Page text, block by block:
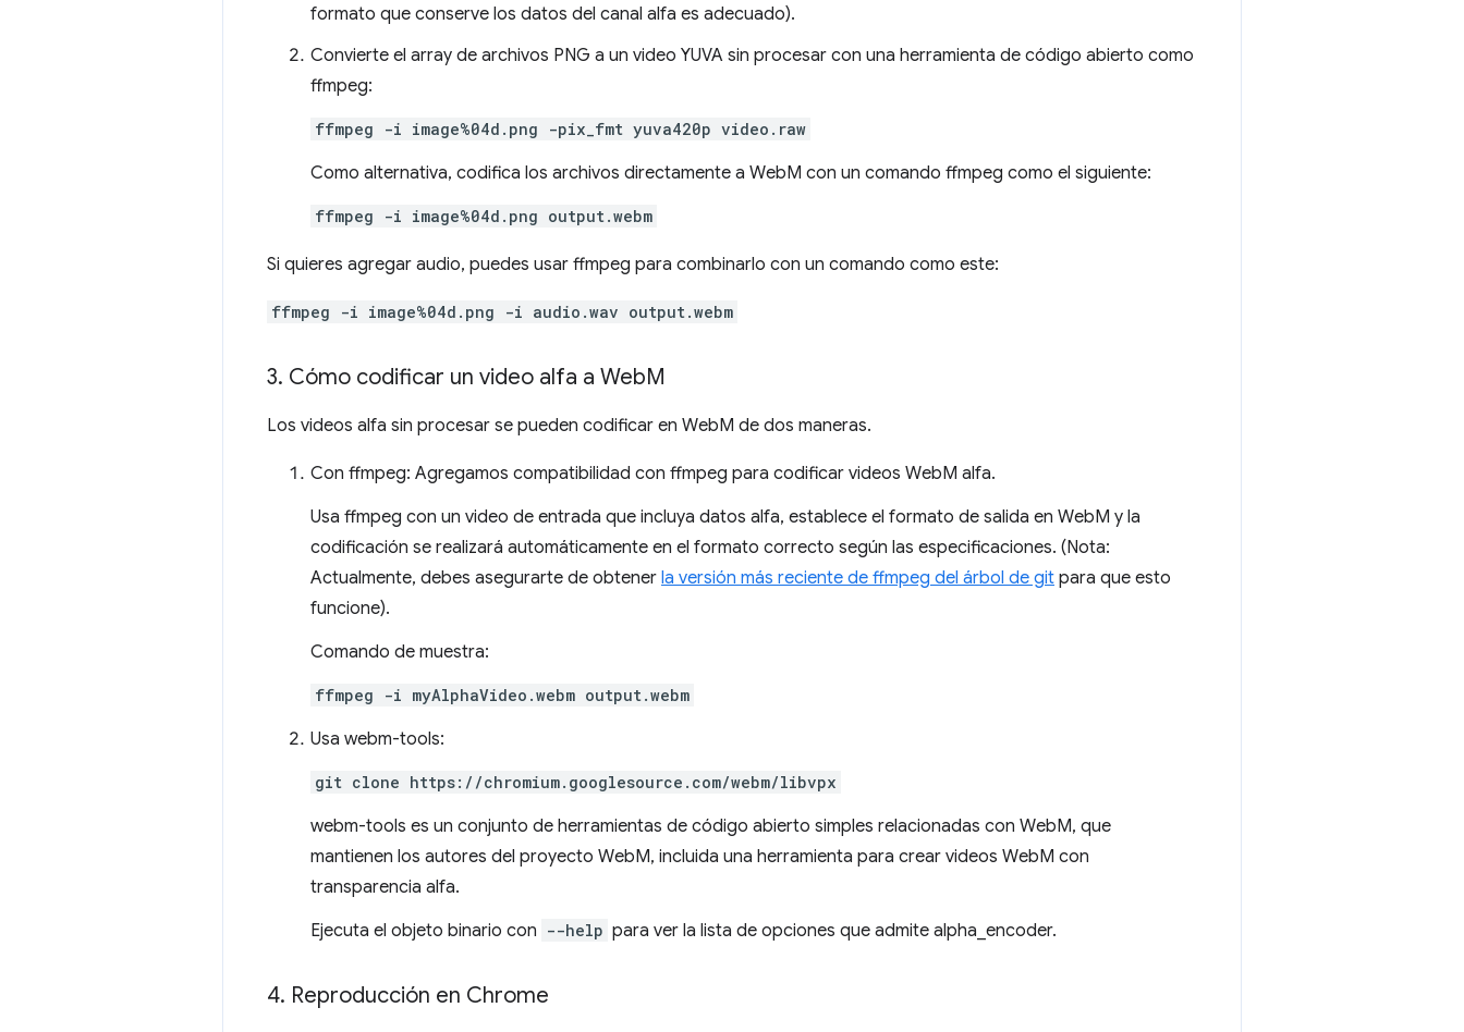
formato que conserve los datos del canal alfa es adecuado).
Convierte el array de archivos PNG a un video YUVA sin procesar con una herramienta de código abierto como
ffmpeg:
ffmpeg -i image%04d.png -pix_fmt yuva420p video.raw
Como alternativa, codifica los archivos directamente a WebM con un comando ffmpeg como el siguiente:
ffmpeg -i image%04d.png output.webm
Si quieres agregar audio, puedes usar ffmpeg para combinarlo con un comando como este:
ffmpeg -i image%04d.png -i audio.wav output.webm
3. Cómo codificar un video alfa a WebM
Los videos alfa sin procesar se pueden codificar en WebM de dos maneras.
Con ffmpeg: Agregamos compatibilidad con ffmpeg para codificar videos WebM alfa.
Usa ffmpeg con un video de entrada que incluya datos alfa, establece el formato de salida en WebM y la
codificación se realizará automáticamente en el formato correcto según las especificaciones. (Nota:
Actualmente, debes asegurarte de obtener la versión más reciente de ffmpeg del árbol de git para que esto
funcione).
Comando de muestra:
ffmpeg -i myAlphaVideo.webm output.webm
Usa webm-tools:
git clone https://chromium.googlesource.com/webm/libvpx
webm-tools es un conjunto de herramientas de código abierto simples relacionadas con WebM, que
mantienen los autores del proyecto WebM, incluida una herramienta para crear videos WebM con
transparencia alfa.
Ejecuta el objeto binario con --help para ver la lista de opciones que admite alpha_encoder.
4. Reproducción en Chrome